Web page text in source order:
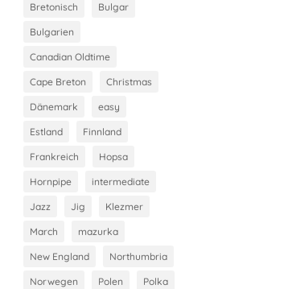
Bretonisch Bulgar
Bulgarien
Canadian Oldtime
Cape Breton Christmas
Dänemark easy
Estland Finnland
Frankreich Hopsa
Hornpipe intermediate
Jazz Jig Klezmer
March mazurka
New England Northumbria
Norwegen Polen Polka